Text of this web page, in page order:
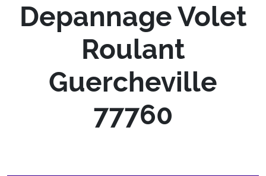
Depannage Volet
Roulant
Guercheville
77760